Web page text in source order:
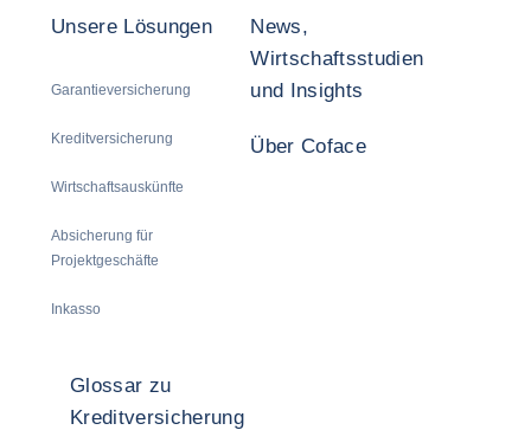
Unsere Lösungen
Garantieversicherung
Kreditversicherung
Wirtschaftsauskünfte
Absicherung für
Projektgeschäfte
Inkasso
News,
Wirtschaftsstudien
und Insights
Über Coface
Glossar zu
Kreditversicherung